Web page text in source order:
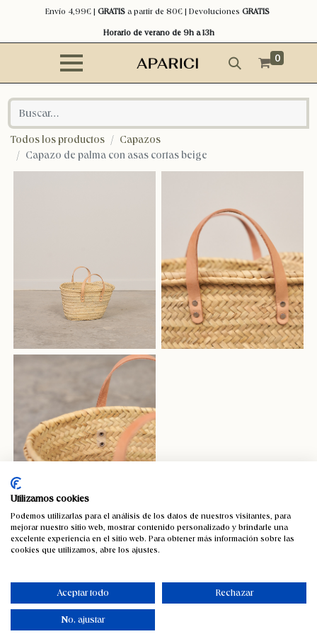
Envío 4,99€ | GRATISa partir de 80€ | Devoluciones GRATIS
Horario de verano de 9h a 13h
0
Todos los productos
Capazos
Capazo de palma con asas cortas beige
Capazo de palma con asas cortas
beige
15,39€ IVA incluido
Utilizamos cookies
Podemos utilizarlas para el análisis de los datos de nuestros visitantes, para
mejorar nuestro sitio web, mostrar contenido personalizado y brindarle una
excelente experiencia en el sitio web. Para obtener más información sobre las
cookies que utilizamos, abre los ajustes.
Aceptar todo Rechazar
No, ajustar